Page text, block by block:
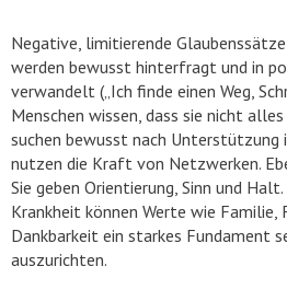
Negative, limitierende
werden bewusst hinterfragt und in
verwandelt („Ich finde einen Weg,
Menschen wissen, dass sie nicht
suchen bewusst nach Unterstützung
nutzen die Kraft von Netzwerken.
Sie geben Orientierung, Sinn und
Krankheit können Werte wie Familie,
Dankbarkeit ein starkes Fundament
auszurichten.